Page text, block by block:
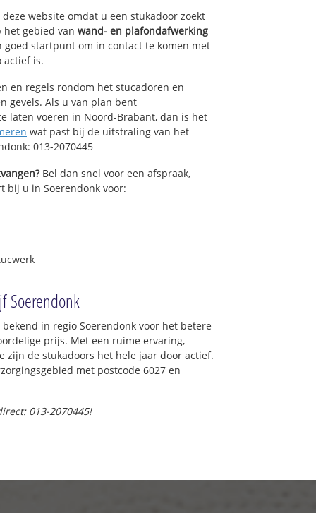
website omdat u een stukadoor zoekt
het gebied van wand- en plafondafwerking
goed startpunt om in contact te komen met
actief is.
en regels rondom het stucadoren en
gevels. Als u van plan bent
laten voeren in Noord-Brabant, dan is het
wat past bij de uitstraling van het
013-2070445
Bel dan snel voor een afspraak,
bij u in Soerendonk voor:
Soerendonk
in regio Soerendonk voor het betere
prijs. Met een ruime ervaring,
zijn de stukadoors het hele jaar door actief.
met postcode 6027 en
013-2070445!